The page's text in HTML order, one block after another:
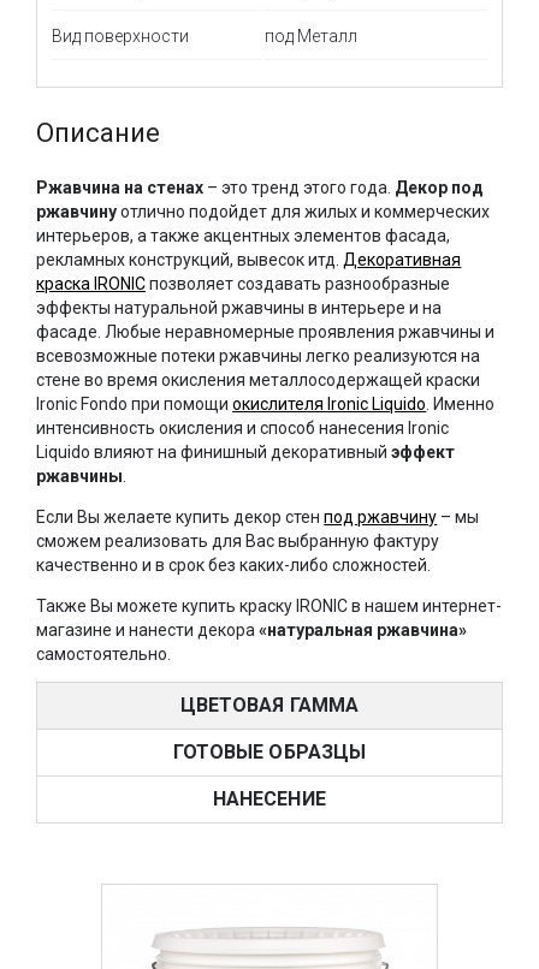
Вид поверхности под Металл
Описание
Ржавчина на стенах – это тренд этого года. Декор под
ржавчинуотлично подойдет для жилых и коммерческих
интерьеров, а также акцентных элементов фасада,
рекламных конструкций, вывесок итд. Декоративная
краска IRONICпозволяет создавать разнообразные
эффекты натуральной ржавчины в интерьере и на
фасаде. Любые неравномерные проявления ржавчины и
всевозможные потеки ржавчины легко реализуются на
стене во время окисления металлосодержащей краски
Ironic Fondo при помощиокислителя Ironic Liquido . Именно
интенсивность окисления и способ нанесения Ironic
Liquido влияют на финишный декоративныйэффект
ржавчины
Если Вы желаете купить декор стенпод ржавчину – мы
сможем реализовать для Вас выбранную фактуру
качественно и в срок без каких-либо сложностей.
Также Вы можете купить краску IRONIC в нашем интернет-
магазине и нанести декора«натуральная ржавчина»
самостоятельно.
ЦВЕТОВАЯ ГАММА
ГОТОВЫЕ ОБРАЗЦЫ
НАНЕСЕНИЕ